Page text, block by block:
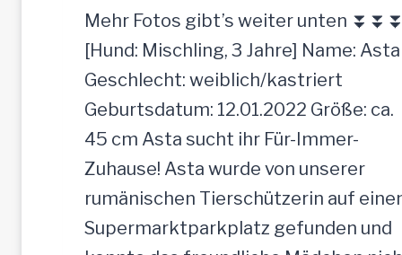
t
r
a
u
l
i
c
h
e
Mehr Fotos gibt’s weiter unten
[Hund: Mischling, 3 Jahre] Name: Asta
Geschlecht: weiblich/kastriert
Geburtsdatum: 12.01.2022 Größe: ca.
45 cm Asta sucht ihr Für-Immer-
Zuhause! Asta wurde von unserer
rumänischen Tierschützerin auf
Supermarktparkplatz gefunden und